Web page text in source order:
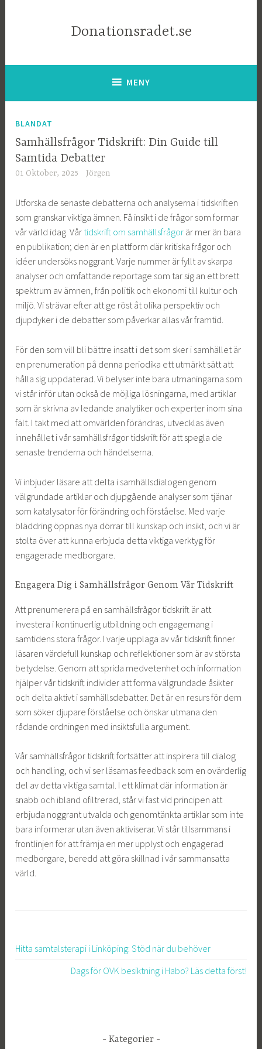
Donationsradet.se
MENY
BLANDAT
Samhällsfrågor Tidskrift: Din Guide till
Samtida Debatter
01 Oktober, 2025 Jörgen
Utforska de senaste debatterna och analyserna i tidskriften
som granskar viktiga ämnen. Få insikt i de frågor som formar
vår värld idag. Vår tidskrift om samhällsfrågor är mer än bara
en publikation; den är en plattform där kritiska frågor och
idéer undersöks noggrant. Varje nummer är fyllt av skarpa
analyser och omfattande reportage som tar sig an ett brett
spektrum av ämnen, från politik och ekonomi till kultur och
miljö. Vi strävar efter att ge röst åt olika perspektiv och
djupdyker i de debatter som påverkar allas vår framtid.
För den som vill bli bättre insatt i det som sker i samhället är
en prenumeration på denna periodika ett utmärkt sätt att
hålla sig uppdaterad. Vi belyser inte bara utmaningarna som
vi står inför utan också de möjliga lösningarna, med artiklar
som är skrivna av ledande analytiker och experter inom sina
fält. I takt med att omvärlden förändras, utvecklas även
innehållet i vår samhällsfrågor tidskrift för att spegla de
senaste trenderna och händelserna.
Vi inbjuder läsare att delta i samhällsdialogen genom
välgrundade artiklar och djupgående analyser som tjänar
som katalysator för förändring och förståelse. Med varje
bläddring öppnas nya dörrar till kunskap och insikt, och vi är
stolta över att kunna erbjuda detta viktiga verktyg för
engagerade medborgare.
Engagera Dig i Samhällsfrågor Genom Vår Tidskrift
Att prenumerera på en samhällsfrågor tidskrift är att
investera i kontinuerlig utbildning och engagemang i
samtidens stora frågor. I varje upplaga av vår tidskrift finner
läsaren värdefull kunskap och reflektioner som är av största
betydelse. Genom att sprida medvetenhet och information
hjälper vår tidskrift individer att forma välgrundade åsikter
och delta aktivt i samhällsdebatter. Det är en resurs för dem
som söker djupare förståelse och önskar utmana den
rådande ordningen med insiktsfulla argument.
Vår samhällsfrågor tidskrift fortsätter att inspirera till dialog
och handling, och vi ser läsarnas feedback som en ovärderlig
del av detta viktiga samtal. I ett klimat där information är
snabb och ibland ofiltrerad, står vi fast vid principen att
erbjuda noggrant utvalda och genomtänkta artiklar som inte
bara informerar utan även aktiviserar. Vi står tillsammans i
frontlinjen för att främja en mer upplyst och engagerad
medborgare, beredd att göra skillnad i vår sammansatta
värld.
Inläggsnavigering
Hitta samtalsterapi i Linköping: Stöd när du behöver
Dags för OVK besiktning i Habo? Läs detta först!
Kategorier